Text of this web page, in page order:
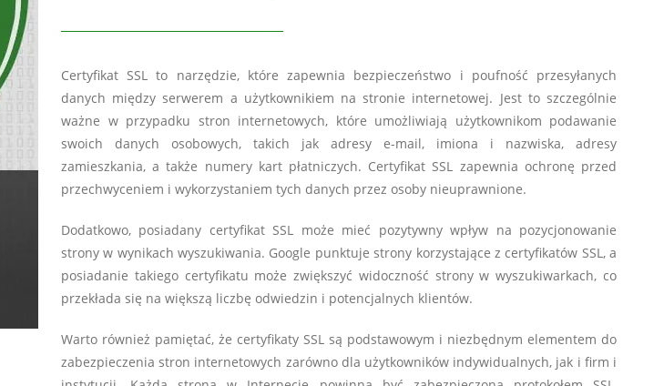
Certyfikat SSL to narzędzie, które zapewnia bezpieczeństwo i poufność przesyłanych
danych między serwerem a użytkownikiem na stronie internetowej. Jest to szczególnie
ważne w przypadku stron internetowych, które umożliwiają użytkownikom podawanie
swoich danych osobowych, takich jak adresy e-mail, imiona i nazwiska, adresy
zamieszkania, a także numery kart płatniczych. Certyfikat SSL zapewnia ochronę przed
przechwyceniem i wykorzystaniem tych danych przez osoby nieuprawnione.
Dodatkowo, posiadany certyfikat SSL może mieć pozytywny wpływ na pozycjonowanie
strony w wynikach wyszukiwania. Google punktuje strony korzystające z certyfikatów SSL, a
posiadanie takiego certyfikatu może zwiększyć widoczność strony w wyszukiwarkach, co
przekłada się na większą liczbę odwiedzin i potencjalnych klientów.
Warto również pamiętać, że certyfikaty SSL są podstawowym i niezbędnym elementem do
zabezpieczenia stron internetowych zarówno dla użytkowników indywidualnych, jak i firm i